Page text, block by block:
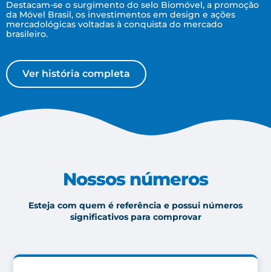
Destacam-se o surgimento do selo Biomóvel, a promoção
da Móvel Brasil, os investimentos em design e ações
mercadológicas voltadas à conquista do mercado
brasileiro.
Ver história completa
Nossos números
Esteja com quem é referência e possui números
significativos para comprovar